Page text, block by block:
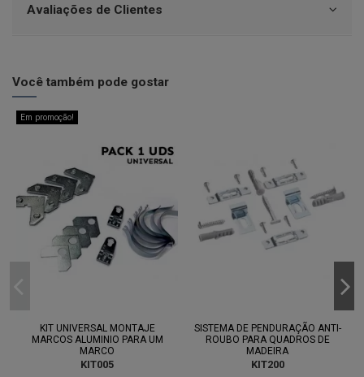
Avaliações de Clientes
Você também pode gostar
Em promoção!
KIT UNIVERSAL MONTAJE
MARCOS ALUMINIO PARA UM
MARCO
KIT005
SISTEMA DE PENDURAÇÃO ANTI-
ROUBO PARA QUADROS DE
MADEIRA
KIT200